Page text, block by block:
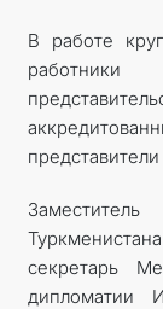
В работе
секретарь
дипломатии